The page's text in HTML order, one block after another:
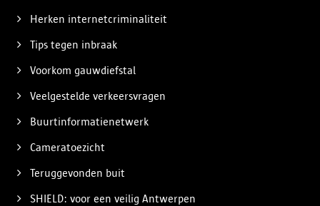
Herken internetcriminaliteit
Tips tegen inbraak
Voorkom gauwdiefstal
Veelgestelde verkeersvragen
Buurtinformatienetwerk
Cameratoezicht
Teruggevonden buit
SHIELD: voor een veilig Antwerpen